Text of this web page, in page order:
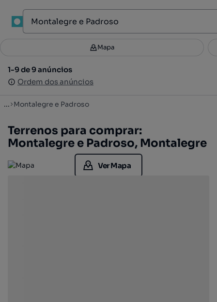
Filtros 2
1-9 de 9 anúncios
Ordem dos anúncios
Mapa
1-9 de 9 anúncios
Ordem dos anúncios
... Montalegre e Padroso
Terrenos para comprar:
Montalegre e Padroso, Montalegre
Ver Mapa